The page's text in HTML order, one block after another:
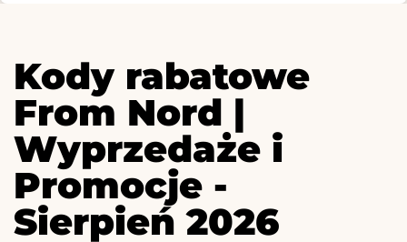
Kody rabatowe
From Nord |
Wyprzedaże i
Promocje -
Sierpień 2026